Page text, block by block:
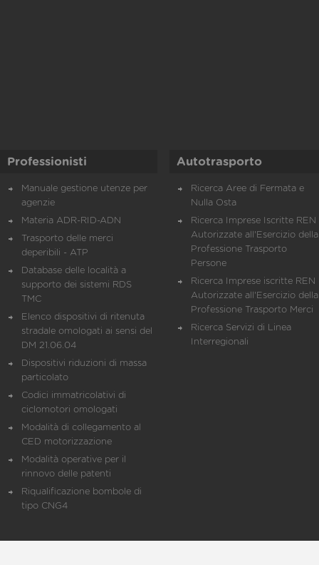
Professionisti
Manuale gestione utenze per
agenzie
Materia ADR-RID-ADN
Trasporto delle merci
deperibili - ATP
Database delle località a
supporto dei sistemi RDS
TMC
Elenco dispositivi di ritenuta
stradale omologati ai sensi del
DM 21.06.04
Dispositivi riduzioni di massa
particolato
Codici immatricolativi di
ciclomotori omologati
Modalità di collegamento al
CED motorizzazione
Modalità operative per il
rinnovo delle patenti
Riqualificazione bombole di
tipo CNG4
Autotrasporto
Ricerca Aree di Fermata e
Nulla Osta
Ricerca Imprese Iscritte REN
Autorizzate all'Esercizio della
Professione Trasporto
Persone
Ricerca Imprese iscritte REN
Autorizzate all'Esercizio della
Professione Trasporto Merci
Ricerca Servizi di Linea
Interregionali